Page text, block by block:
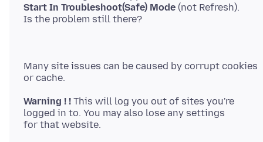
Start In Troubleshoot(Safe) Mode (not Refresh).
Many site issues can be caused by corrupt cookies
Warning ! ! This will log you out of sites you're
logged in to. You may also lose any settings